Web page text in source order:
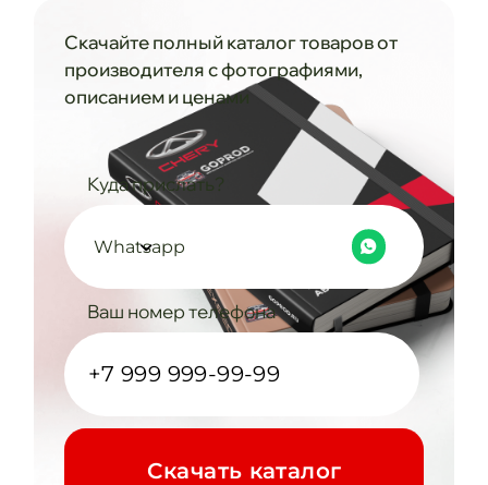
Скачайте полный каталог товаров от
производителя с фотографиями,
описанием и ценами
Куда прислать?
Whatsapp
Ваш номер телефона
Cкачать каталог